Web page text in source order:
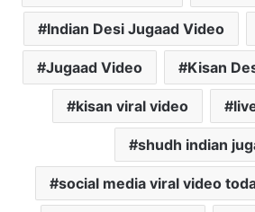
Indian Desi Jugaad Video
Jugaad Video Kisan
kisan viral video
shudh indian
social media viral video